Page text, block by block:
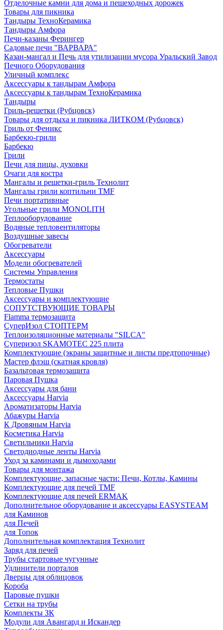
Отделочные камни для дома и пешеходных дорожек
Товары для пикника
Тандыры ТехноКерамика
Тандыры Амфора
Печи-казаны Ферингер
Садовые печи "ВАРВАРА"
Казан-мангал и Печь для утилизации мусора Уральский Завод
Печного Оборудования
Уличный комплекс
Аксессуары к тандырам Амфора
Аксессуары к тандырам ТехноКерамика
Тандыры
Гриль-решетки (Рубцовск)
Товары для отдыха и пикника ЛИТКОМ (Рубцовск)
Гриль от Феникс
Барбекю-грили
Барбекю
Грили
Печи для пицы, духовки
Очаги для костра
Мангалы и решетки-гриль Технолит
Мангалы грили коптильни TMF
Печи портативные
Угольные грили MONOLITH
Теплооборудование
Водяные тепловентиляторы
Воздушные завесы
Обогреватели
Аксессуары
Модели обогревателей
Системы Управления
Термостаты
Тепловые Пушки
Аксессуары и комплектующие
СОПУТСТВУЮЩИЕ ТОВАРЫ
Flamma термозащита
СуперИзол СТОПТЕРМ
Теплоизоляционные материалы "SILCA"
Суперизол SKAMOTEC 225 плита
Комплектующие (экраны защитные и листы предтопочные)
Мастер флэш (скатная кровля)
Базальтовая термозащита
Паровая Пушка
Аксессуары для бани
Аксессуары Harvia
Ароматизаторы Harvia
Абажуры Harvia
К Дровяным Harvia
Косметика Harvia
Светильники Harvia
Светодиодные ленты Harvia
Уход за каминами и дымоходами
Товары для монтажа
Комплектующие, запасные части: Печи, Котлы, Камины
Комплектующие для печей TMF
Комплектующие для печей ERMAK
Дополнительное оборудование и аксессуары EASYSTEAM
для Каминов
для Печей
для Топок
Дополнительная комплектация Технолит
Заряд для печей
Трубы стартовые чугунные
Удлинители порталов
Дверцы для облицовок
Короба
Паровые пушки
Сетки на трубы
Комплекты ЗК
Модули для Авангард и Искандер